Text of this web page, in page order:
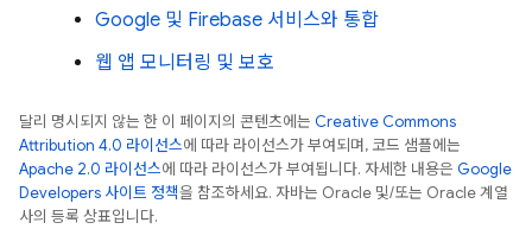
Google 및 Firebase 서비스와 통합
웹 앱 모니터링 및 보호
달리 명시되지 않는 한 이 페이지의 콘텐츠에는 Creative Commons
Attribution 4.0 라이선스에 따라 라이선스가 부여되며, 코드 샘플에는
Apache 2.0 라이선스에 따라 라이선스가 부여됩니다. 자세한 내용은 Google
Developers 사이트 정책을 참조하세요. 자바는 Oracle 및/또는 Oracle 계열
사의 등록 상표입니다.